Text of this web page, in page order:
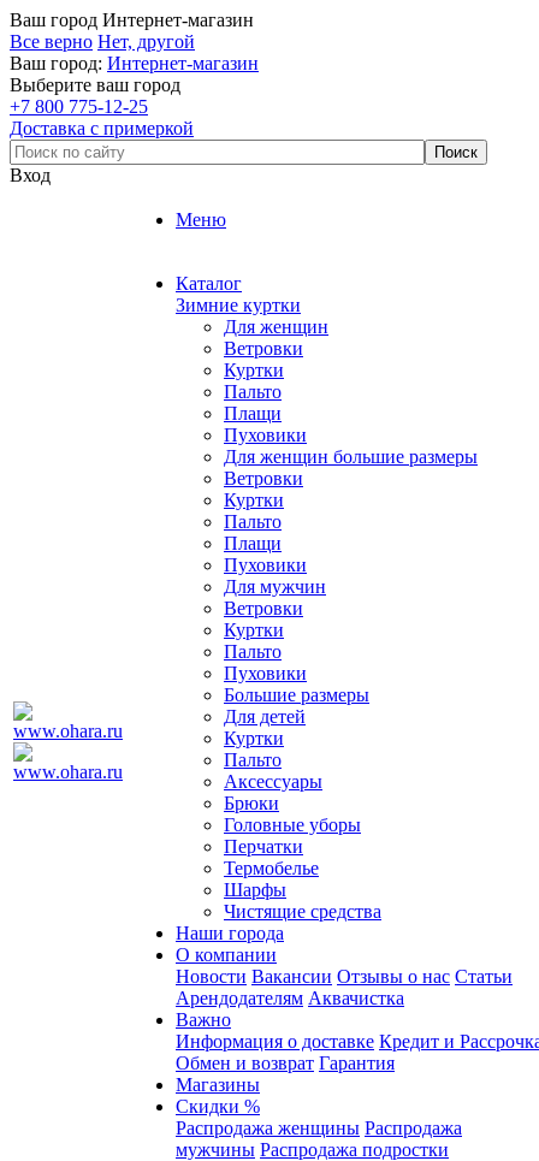
Ваш город Интернет-магазин
Все верно Нет, другой
Ваш город: Интернет-магазин
Выберите ваш город
+7 800 775-12-25
Доставка с примеркой
Вход
Меню
Каталог
Зимние куртки
Для женщин
Ветровки
Куртки
Пальто
Плащи
Пуховики
Для женщин большие размеры
Ветровки
Куртки
Пальто
Плащи
Пуховики
Для мужчин
Ветровки
Куртки
Пальто
Пуховики
Большие размеры
Для детей
Куртки
Пальто
Аксессуары
Брюки
Головные уборы
Перчатки
Термобелье
Шарфы
Чистящие средства
Наши города
О компании
Новости Вакансии Отзывы о нас Статьи
Арендодателям Аквачистка
Важно
Информация о доставке Кредит и
Обмен и возврат Гарантия
Магазины
Скидки %
Распродажа женщины Распродажа
мужчины Распродажа подростки